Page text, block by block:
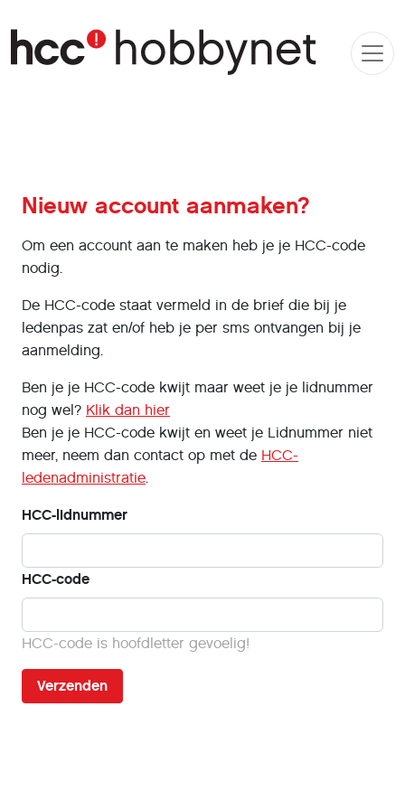
Nieuw account aanmaken?
Om een account aan te maken heb je je HCC-code
nodig.
De HCC-code staat vermeld in de brief die bij je
ledenpas zat en/of heb je per sms ontvangen bij je
aanmelding.
Ben je je HCC-code kwijt maar weet je je lidnummer
nog wel? Klik dan hier
Ben je je HCC-code kwijt en weet je Lidnummer niet
meer, neem dan contact op met de HCC-
ledenadministratie.
HCC-lidnummer
HCC-code
HCC-code is hoofdletter gevoelig!
Verzenden